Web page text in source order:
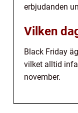
erbjudanden
Vilken
Black Friday
vilket alltid
november.